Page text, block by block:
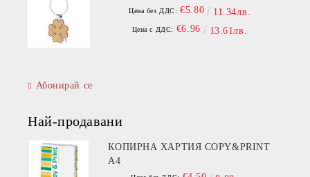
Цена без ДДС: €5.80 11.34лв.
Цена с ДДС: €6.96 13.61лв.
Абонирай се
Най-продавани
КОПИРНА ХАРТИЯ COPY&PRINT
A4